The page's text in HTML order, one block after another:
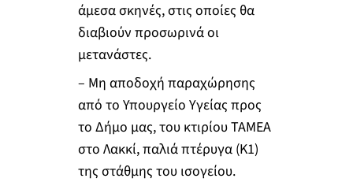
άμεσα σκηνές, στις οποίες θα
διαβιούν προσωρινά οι
μετανάστες.
– Μη αποδοχή παραχώρησης
από το Υπουργείο Υγείας προς
το Δήμο μας, του κτιρίου ΤΑΜΕΑ
στο Λακκί, παλιά πτέρυγα (Κ1)
της στάθμης του ισογείου.